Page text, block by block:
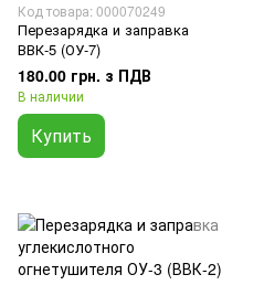
Код товара: 000070249
Перезарядка и заправка
ВВК-5 (ОУ-7)
180.00 грн. з ПДВ
В наличии
Купить